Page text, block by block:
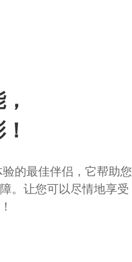
的最佳伴侣，它帮助您
。让您可以尽情地享受